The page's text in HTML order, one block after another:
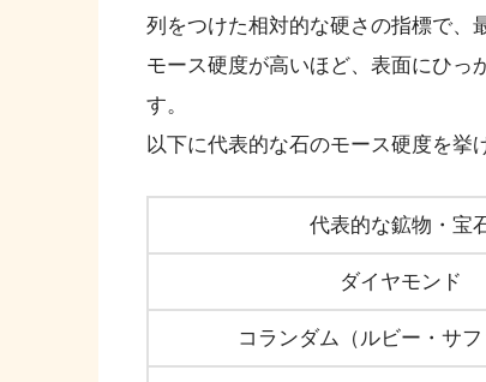
列をつけた相対的な硬さの指標で、
モース硬度が高いほど、表面にひっ
す。
以下に代表的な石のモース硬度を挙
代表的な鉱物・宝
ダイヤモンド
コランダム（ルビー・サフ